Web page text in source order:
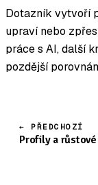
Dotazník vytvoří
upraví nebo
práce s AI, další
pozdější
← PŘEDCHOZÍ
Profily a